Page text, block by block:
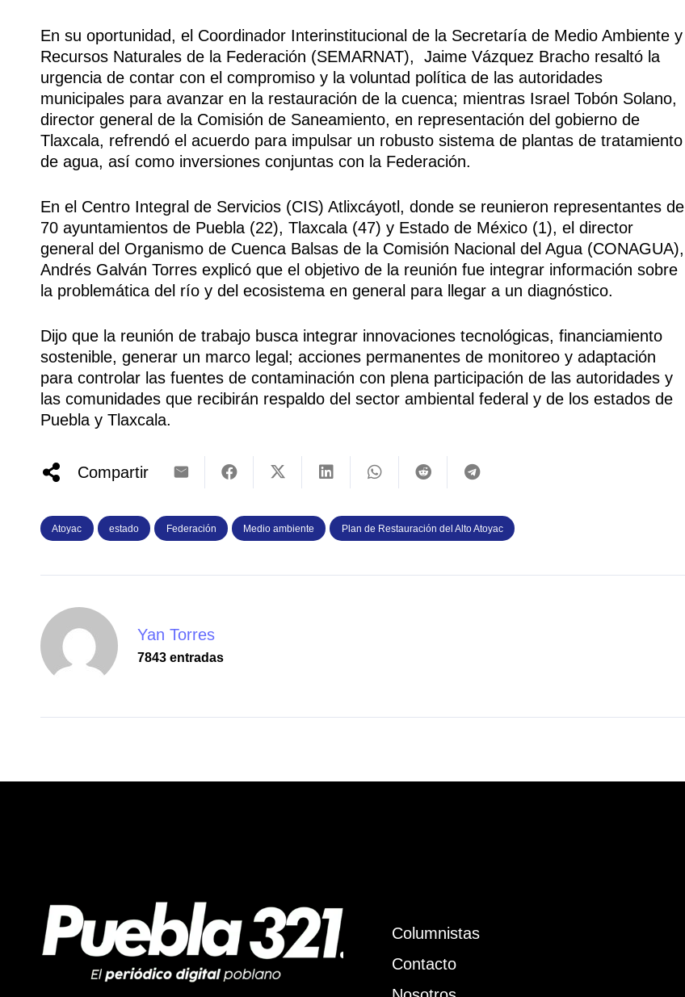
En su oportunidad, el Coordinador Interinstitucional de la Secretaría de Medio Ambiente y
Recursos Naturales de la Federación (SEMARNAT), Jaime Vázquez Bracho resaltó la
urgencia de contar con el compromiso y la voluntad política de las autoridades
municipales para avanzar en la restauración de la cuenca; mientras Israel Tobón Solano,
director general de la Comisión de Saneamiento, en representación del gobierno de
Tlaxcala, refrendó el acuerdo para impulsar un robusto sistema de plantas de tratamiento
de agua, así como inversiones conjuntas con la Federación.
En el Centro Integral de Servicios (CIS) Atlixcáyotl, donde se reunieron representantes de
70 ayuntamientos de Puebla (22), Tlaxcala (47) y Estado de México (1), el director
general del Organismo de Cuenca Balsas de la Comisión Nacional del Agua (CONAGUA),
Andrés Galván Torres explicó que el objetivo de la reunión fue integrar información sobre
la problemática del río y del ecosistema en general para llegar a un diagnóstico.
Dijo que la reunión de trabajo busca integrar innovaciones tecnológicas, financiamiento
sostenible, generar un marco legal; acciones permanentes de monitoreo y adaptación
para controlar las fuentes de contaminación con plena participación de las autoridades y
las comunidades que recibirán respaldo del sector ambiental federal y de los estados de
Puebla y Tlaxcala.
Compartir
Atoyac estado Federación Medio ambiente Plan de Restauración del Alto Atoyac
Yan Torres
7843 entradas
Columnistas
Contacto